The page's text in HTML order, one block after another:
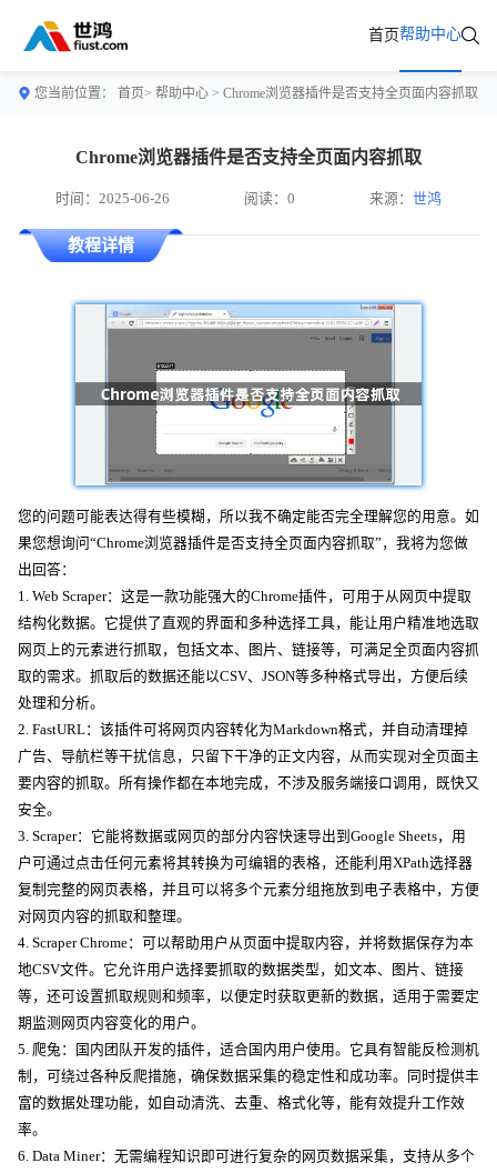
首页帮助中心
您当前位置： 首页> 帮助中心 > Chrome浏览器插件是否支持全页面内容抓取
Chrome浏览器插件是否支持全页面内容抓取
时间：2025-06-26 阅读：0 来源：世鸿
教程详情
您的问题可能表达得有些模糊，所以我不确定能否完全理解您的用意。如
果您想询问“Chrome浏览器插件是否支持全页面内容抓取”，我将为您做
出回答：
1. Web Scraper：这是一款功能强大的Chrome插件，可用于从网页中提取
结构化数据。它提供了直观的界面和多种选择工具，能让用户精准地选取
网页上的元素进行抓取，包括文本、图片、链接等，可满足全页面内容抓
取的需求。抓取后的数据还能以CSV、JSON等多种格式导出，方便后续
处理和分析。
2. FastURL：该插件可将网页内容转化为Markdown格式，并自动清理掉
广告、导航栏等干扰信息，只留下干净的正文内容，从而实现对全页面主
要内容的抓取。所有操作都在本地完成，不涉及服务端接口调用，既快又
安全。
3. Scraper：它能将数据或网页的部分内容快速导出到Google Sheets，用
户可通过点击任何元素将其转换为可编辑的表格，还能利用XPath选择器
复制完整的网页表格，并且可以将多个元素分组拖放到电子表格中，方便
对网页内容的抓取和整理。
4. Scraper Chrome：可以帮助用户从页面中提取内容，并将数据保存为本
地CSV文件。它允许用户选择要抓取的数据类型，如文本、图片、链接
等，还可设置抓取规则和频率，以便定时获取更新的数据，适用于需要定
期监测网页内容变化的用户。
5. 爬兔：国内团队开发的插件，适合国内用户使用。它具有智能反检测机
制，可绕过各种反爬措施，确保数据采集的稳定性和成功率。同时提供丰
富的数据处理功能，如自动清洗、去重、格式化等，能有效提升工作效
率。
6. Data Miner：无需编程知识即可进行复杂的网页数据采集，支持从多个